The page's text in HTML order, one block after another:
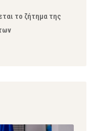
το ζήτημα της